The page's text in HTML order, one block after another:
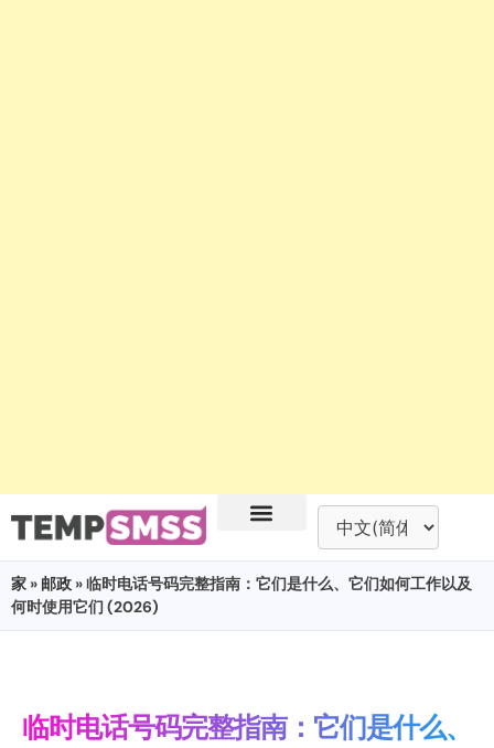
家 » 邮政 » 临时电话号码完整指南：它们是什么、它们如何工作以及
何时使用它们 (2026)
临时电话号码完整指南：它们是什么、